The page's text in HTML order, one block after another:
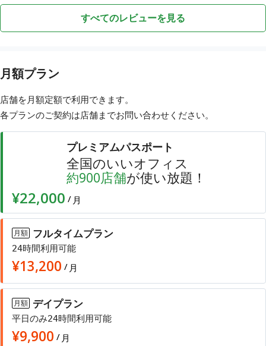
すべてのレビューを見る
月額プラン
店舗を月額定額で利用できます。
各プランのご契約は店舗までお問い合わせ ください。
プレミアムパスポート
全国のいいオフィス
約900店舗が使い放題！
¥22,000 / 月
月額 フルタイムプラン
24時間利用可能
¥13,200 / 月
月額 デイプラン
平日のみ24時間利用可能
¥9,900 / 月